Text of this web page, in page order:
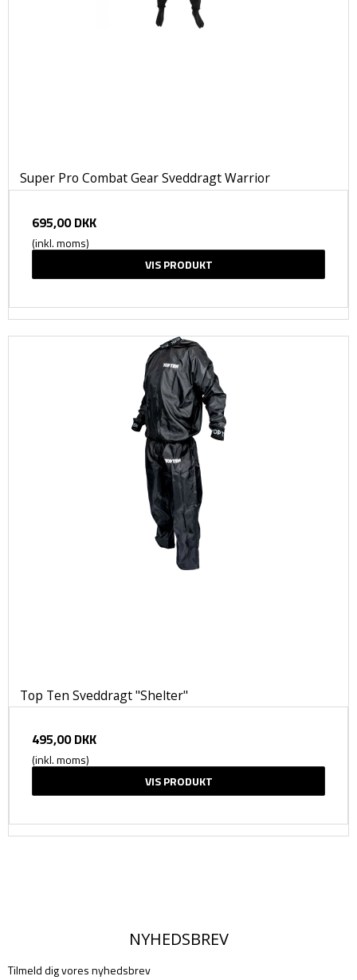
Super Pro Combat Gear Sveddragt Warrior
695,00 DKK
(inkl. moms)
VIS PRODUKT
Top Ten Sveddragt "Shelter"
495,00 DKK
(inkl. moms)
VIS PRODUKT
NYHEDSBREV
Tilmeld dig vores nyhedsbrev